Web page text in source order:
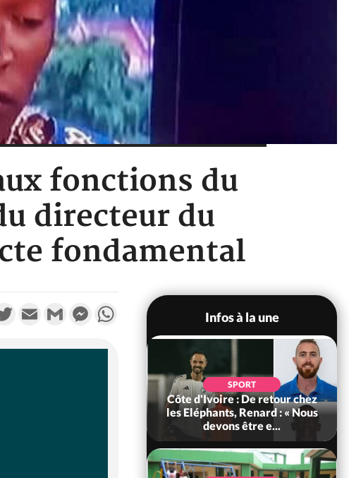
fonctions du
directeur du
fondamental
TwitterEmail Gmail MessengerWhatsApp
Infos à la une
les Forces de
SPORT
Côte d'Ivoire : De retour chez
les Eléphants, Renard : « Nous
devons être e...